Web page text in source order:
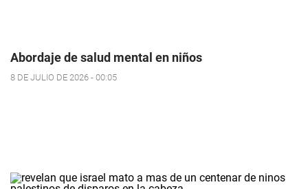
Abordaje de salud mental en niños
8 DE JULIO DE 2026 - 00:05